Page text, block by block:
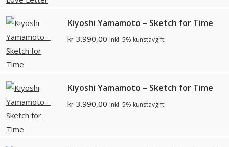
Kiyoshi Yamamoto – Sketch for Time
kr 3.990,00 inkl. 5% kunstavgift
Kiyoshi Yamamoto – Sketch for Time
kr 3.990,00 inkl. 5% kunstavgift